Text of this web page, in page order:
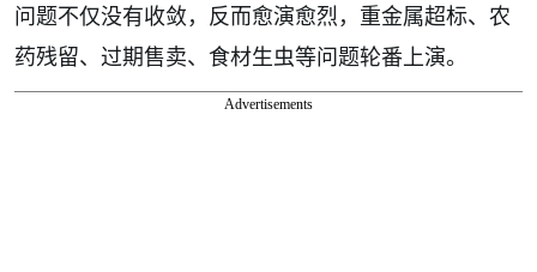
问题不仅没有收敛，反而愈演愈烈，重金属超标、农
药残留、过期售卖、食材生虫等问题轮番上演。
Advertisements